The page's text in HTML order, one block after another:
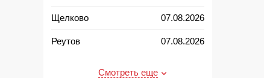
Щелково 07.08.2026
Реутов 07.08.2026
Смотреть еще